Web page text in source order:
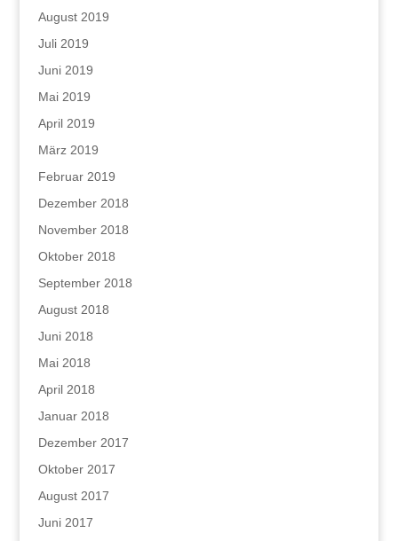
August 2019
Juli 2019
Juni 2019
Mai 2019
April 2019
März 2019
Februar 2019
Dezember 2018
November 2018
Oktober 2018
September 2018
August 2018
Juni 2018
Mai 2018
April 2018
Januar 2018
Dezember 2017
Oktober 2017
August 2017
Juni 2017